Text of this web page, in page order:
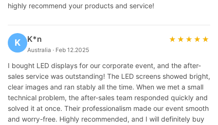
highly recommend your products and service!
K K*n
Australia · Feb 12.2025
★★★★★
★★★★★
I bought LED displays for our corporate event, and the after-
sales service was outstanding! The LED screens showed bright,
clear images and ran stably all the time. When we met a small
technical problem, the after-sales team responded quickly and
solved it at once. Their professionalism made our event smooth
and worry-free. Highly recommended, and I will definitely buy